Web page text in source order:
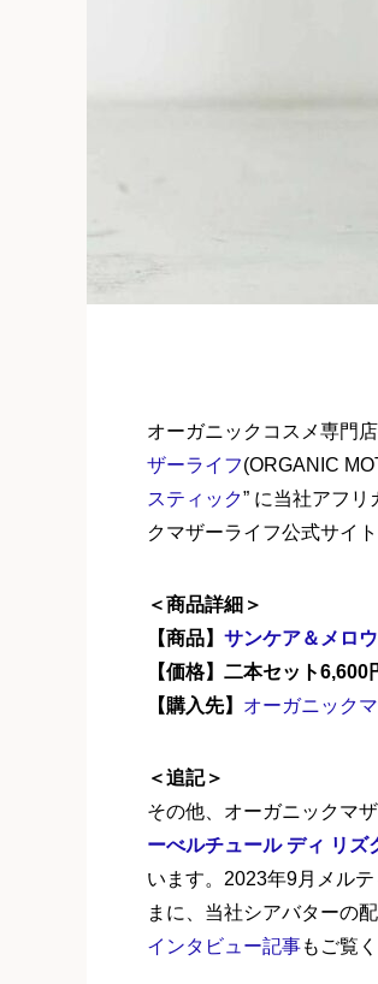
オーガニックコスメ専門
ザーライフ(ORGANIC
スティック” に当社アフ
クマザーライフ公式サイ
＜商品詳細＞
【商品】 サンケア＆メロ
【価格】二本セット6,600
【購入先】 オーガニック
＜追記＞
その他、オーガニックマ
ーべルチュール ディ リズ
います。2023年9月メル
まに、当社シアバターの
インタビュー記事もご覧